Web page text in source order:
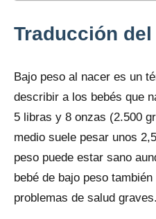
Traducción
Bajo peso al nacer es un
describir a los bebés que
5 libras y 8 onzas (2.500
medio suele pesar unos
peso puede estar sano
bebé de bajo peso
problemas de salud graves.